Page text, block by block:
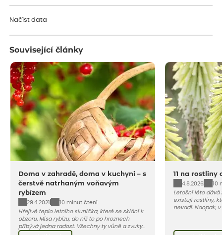
Načíst data
Související články
Doma v zahradě, doma v kuchyni – s
čerstvě natrhaným voňavým
rybízem
29.4.2021
10 minut čtení
Hřejivé teplo letního sluníčka, které se sklání k
obzoru. Mísa rybízu, do níž to po hroznech
přibývá jedna radost. Všechny ty vůně a zvuky
červencové zahrady. Sklizeň rybízu do kuchyně
11 na rostliny
4.8.2026
10
Letošní léto dává
existují rostliny,
nevadí. Naopak,
horké a suché